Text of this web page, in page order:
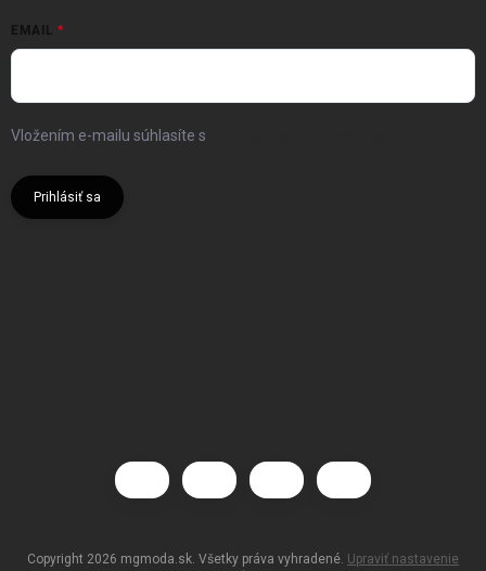
EMAIL
Vložením e-mailu súhlasíte s
Prihlásiť sa
Copyright 2026 mgmoda.sk. Všetky práva vyhradené. Upraviť nastavenie